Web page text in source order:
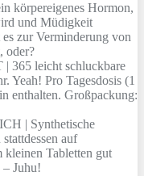
körpereigenes Hormon,
und Müdigkeit
zur Verminderung von
oder?
365 leicht schluckbare
Yeah! Pro Tagesdosis (1
enthalten. Großpackung:
| Synthetische
auf
kleinen Tabletten gut
Juhu!